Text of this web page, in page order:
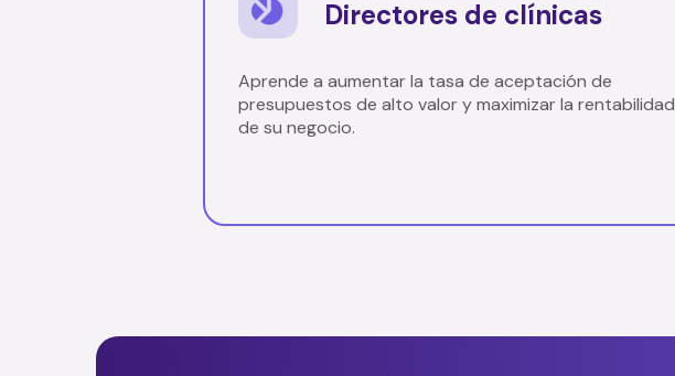
Directores de clínicas
Aprende a aumentar la tasa de aceptación de
presupuestos de alto valor y maximizar la rentabilidad
de su negocio.